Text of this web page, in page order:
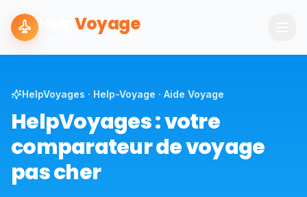
Voyage
HelpVoyages · Help-Voyage · Aide Voyage
HelpVoyages : votre
comparateur de voyage
pas cher